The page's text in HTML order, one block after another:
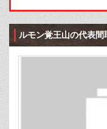
ルモン覚王山の代表間